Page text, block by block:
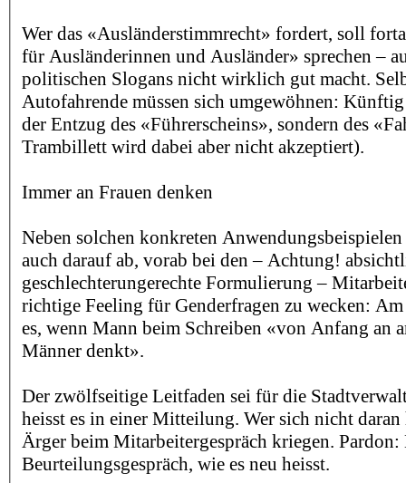
Wer das «Ausländerstimmrecht» fordert, soll
für Ausländerinnen und Ausländer» sprechen –
politischen Slogans nicht wirklich gut macht.
Autofahrende müssen sich umgewöhnen:
der Entzug des «Führerscheins», sondern des
Trambillett wird dabei aber nicht akzeptiert).
Immer an Frauen denken
Neben solchen konkreten
auch darauf ab, vorab bei den – Achtung!
geschlechterungerechte Formulierung –
richtige Feeling für Genderfragen zu wecken: Am
es, wenn Mann beim Schreiben «von Anfang an
Männer denkt».
Der zwölfseitige Leitfaden sei für die
heisst es in einer Mitteilung. Wer sich nicht
Ärger beim Mitarbeitergespräch kriegen. Pardon:
Beurteilungsgespräch, wie es neu heisst.